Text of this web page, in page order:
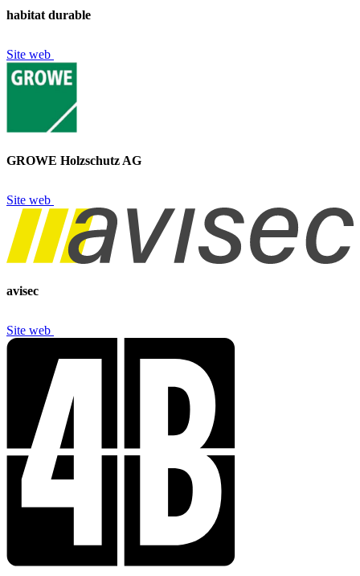
habitat durable
Site web
GROWE Holzschutz AG
Site web
avisec
Site web